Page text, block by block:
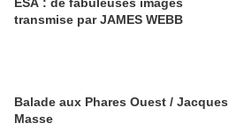
transmise par JAMES WEBB
Balade aux Phares Ouest / Jacques
Masse